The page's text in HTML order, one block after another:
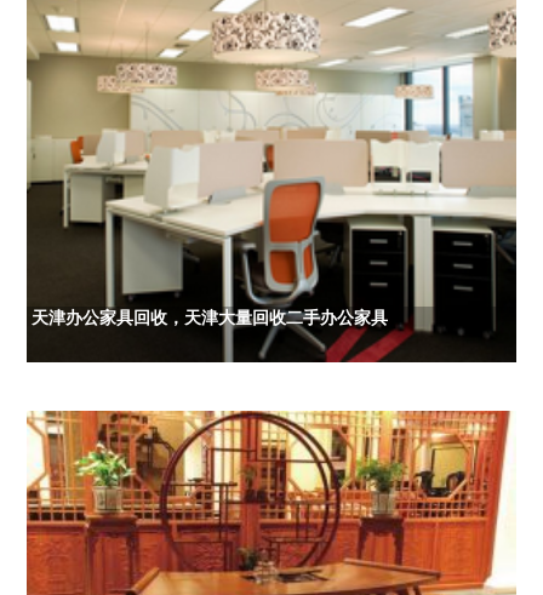
天津办公家具回收，天津大量回收二手办公家具